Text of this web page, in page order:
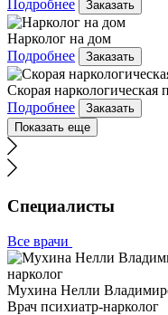
Подробнее Заказать
Нарколог на дом
Подробнее
Заказать
Скорая наркологическая
Подробнее
Заказать
Показать еще
Специалисты
Все врачи
Мухина Нелли
Врач психиатр-нарколог